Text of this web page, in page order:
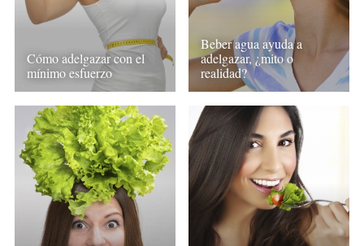
Cómo adelgazar con el
mínimo esfuerzo
Beber agua ayuda a
adelgazar, ¿mito o
realidad?